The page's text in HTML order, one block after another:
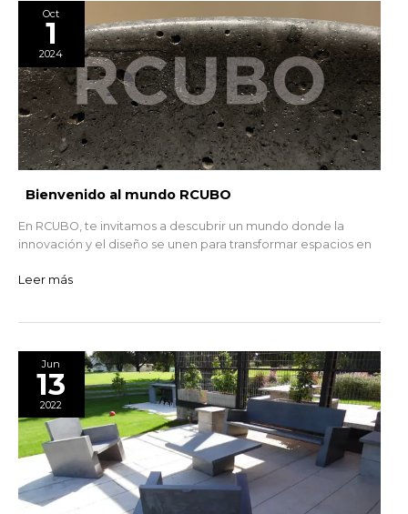
Oct
1
2024
Bienvenido al mundo RCUBO
En RCUBO, te invitamos a descubrir un mundo donde la
innovación y el diseño se unen para transformar espacios en
Bienvenido
mundo
Leer más
Jun
13
2022
¿Cómo
cuidar
de
concreto?